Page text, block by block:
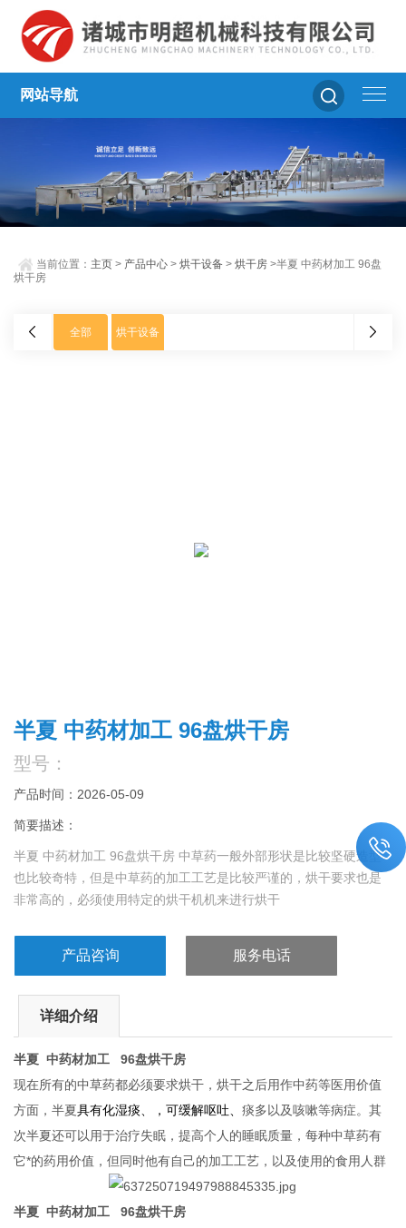
网站导航
当前位置： 主页 > 产品中心 >烘干设备 >烘干房 >半夏 中药材加工 96盘
烘干房
全部 烘干设备
半夏 中药材加工 96盘烘干房
型号：
产品时间：2026-05-09
简要描述：
半夏 中药材加工 96盘烘干房 中草药一般外部形状是比较坚硬造型
也比较奇特，但是中草药的加工工艺是比较严谨的，烘干要求也是
非常高的，必须使用特定的烘干机机来进行烘干
产品咨询 服务电话
详细介绍
半夏 中药材加工 96盘烘干房
现在所有的中草药都必须要求烘干，烘干之后用作中药等医用价值
方面，半夏具有化湿痰、，可缓解呕吐、痰多以及咳嗽等病症。其
次半夏还可以用于治疗失眠，提高个人的睡眠质量，每种中草药有
它*的药用价值，但同时他有自己的加工工艺，以及使用的食用人群
半夏 中药材加工 96盘烘干房